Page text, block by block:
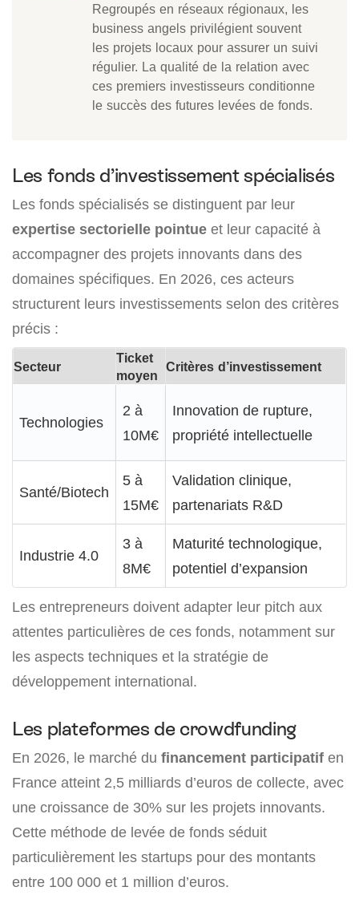
Regroupés en réseaux régionaux, les
business angels privilégient souvent
les projets locaux pour assurer un suivi
régulier. La qualité de la relation avec
ces premiers investisseurs conditionne
le succès des futures levées de fonds.
Les fonds d’investissement spécialisés
Les fonds spécialisés se distinguent par leur
expertise sectorielle pointue et leur capacité à
accompagner des projets innovants dans des
domaines spécifiques. En 2026, ces acteurs
structurent leurs investissements selon des critères
précis :
Secteur
Ticket
moyen
Critères d’investissement
Technologies
2 à
10M€
Innovation de rupture,
propriété intellectuelle
Santé/Biotech
5 à
15M€
Validation clinique,
partenariats R&D
Industrie 4.0
3 à
8M€
Maturité technologique,
potentiel d’expansion
Les entrepreneurs doivent adapter leur pitch aux
attentes particulières de ces fonds, notamment sur
les aspects techniques et la stratégie de
développement international.
Les plateformes de crowdfunding
En 2026, le marché du financement participatif en
France atteint 2,5 milliards d’euros de collecte, avec
une croissance de 30% sur les projets innovants.
Cette méthode de levée de fonds séduit
particulièrement les startups pour des montants
entre 100 000 et 1 million d’euros.